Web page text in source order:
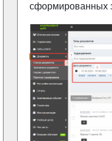
сформированных